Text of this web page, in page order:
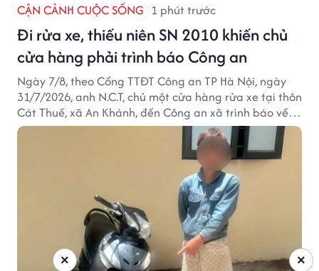
CẬN CẢNH CUỘC SỐNG 1 phút trước
Đi rửa xe, thiếu niên SN 2010 khiến chủ
cửa hàng phải trình báo Công an
Ngày 7/8, theo Cổng TTĐT Công an TP Hà Nội, ngày
31/7/2026, anh N.C.T, chủ một cửa hàng rửa xe tại thôn
Cát Thuế, xã An Khánh, đến Công an xã trình báo về
việc bị mất trộm chiếc xe máy Honda Wave. Trong cốp
xe còn có nhiều giấy tờ cá nhân và khoảng 1,2 triệu
×
×